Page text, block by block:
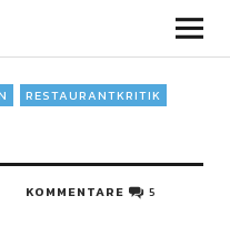
RESTAURANTKRITIK
KOMMENTARE 5